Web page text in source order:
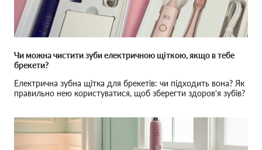
Чи можна чистити зуби електричною щіткою, якщо в тебе
брекети?
Електрична зубна щітка для брекетів: чи підходить вона? Як
правильно нею користуватися, щоб зберегти здоров'я зубів?